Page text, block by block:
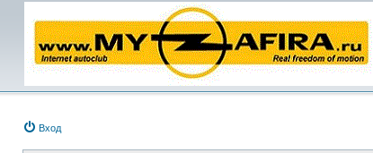
Вход